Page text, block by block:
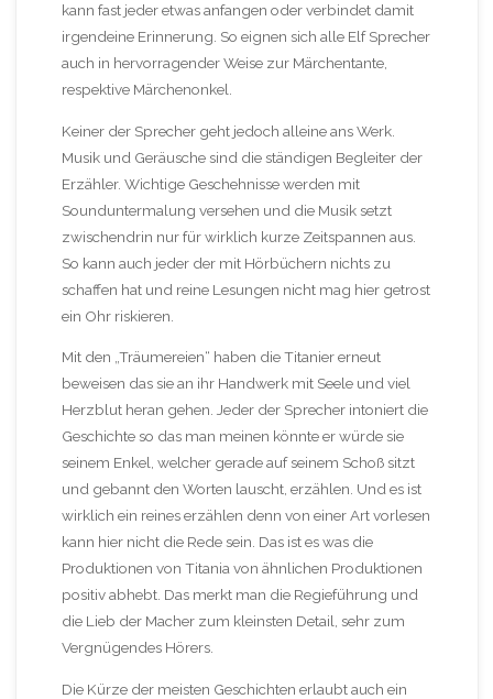
kann fast jeder etwas anfangen oder verbindet damit
irgendeine Erinnerung. So eignen sich alle Elf Sprecher
auch in hervorragender Weise zur Märchentante,
respektive Märchenonkel.
Keiner der Sprecher geht jedoch alleine ans Werk.
Musik und Geräusche sind die ständigen Begleiter der
Erzähler. Wichtige Geschehnisse werden mit
Sounduntermalung versehen und die Musik setzt
zwischendrin nur für wirklich kurze Zeitspannen aus.
So kann auch jeder der mit Hörbüchern nichts zu
schaffen hat und reine Lesungen nicht mag hier getrost
ein Ohr riskieren.
Mit den „Träumereien“ haben die Titanier erneut
beweisen das sie an ihr Handwerk mit Seele und viel
Herzblut heran gehen. Jeder der Sprecher intoniert die
Geschichte so das man meinen könnte er würde sie
seinem Enkel, welcher gerade auf seinem Schoß sitzt
und gebannt den Worten lauscht, erzählen. Und es ist
wirklich ein reines erzählen denn von einer Art vorlesen
kann hier nicht die Rede sein. Das ist es was die
Produktionen von Titania von ähnlichen Produktionen
positiv abhebt. Das merkt man die Regieführung und
die Lieb der Macher zum kleinsten Detail, sehr zum
Vergnügendes Hörers.
Die Kürze der meisten Geschichten erlaubt auch ein